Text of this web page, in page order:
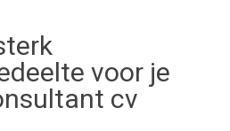
voor je
cv